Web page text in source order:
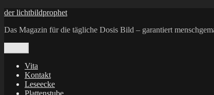
Zum
springen
der lichtbildprophet
Das Magazin für die tägliche Dosis Bild – garantiert
Vita
Kontakt
Leseecke
Plattenstube